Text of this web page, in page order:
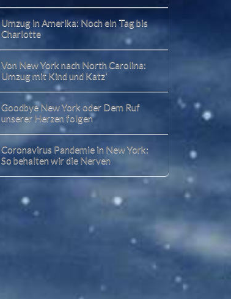
Umzug in Amerika: Noch ein Tag bis
Charlotte
Von New York nach North Carolina:
Umzug mit Kind und Katz’
Goodbye New York oder Dem Ruf
unserer Herzen folgen
Coronavirus Pandemie in New York:
So behalten wir die Nerven